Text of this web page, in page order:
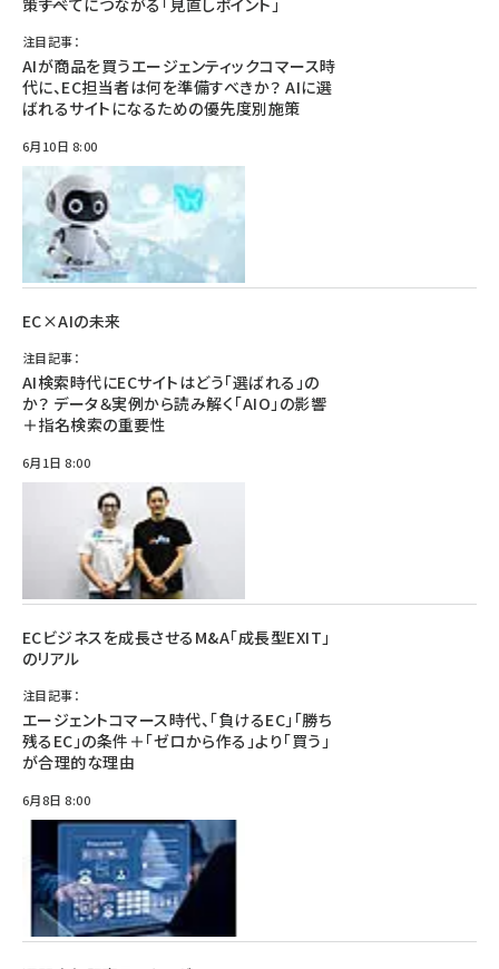
策――すべてにつながる「見直しポイント」
注目記事：
AIが商品を買うエージェンティックコマース時
代に、EC担当者は何を準備すべきか？ AIに選
ばれるサイトになるための優先度別施策
6月10日 8:00
EC×AIの未来
注目記事：
AI検索時代にECサイトはどう「選ばれる」の
か？ データ＆実例から読み解く「AIO」の影響
＋指名検索の重要性
6月1日 8:00
ECビジネスを成長させるM&A「成長型EXIT」
のリアル
注目記事：
エージェントコマース時代、「負けるEC」「勝ち
残るEC」の条件＋「ゼロから作る」より「買う」
が合理的な理由
6月8日 8:00